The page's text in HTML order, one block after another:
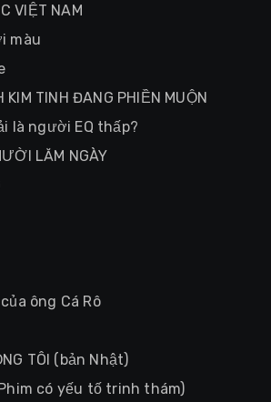
VIỆT NAM
màu
TINH ĐANG PHIỀN MUỘN
là người EQ thấp?
LĂM NGÀY
ông Cá Rô
TÔI (bản Nhật)
có yếu tố trinh thám)